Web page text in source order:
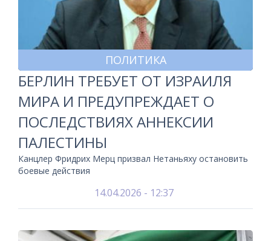
ПОЛИТИКА
БЕРЛИН ТРЕБУЕТ ОТ ИЗРАИЛЯ
МИРА И ПРЕДУПРЕЖДАЕТ О
ПОСЛЕДСТВИЯХ АННЕКСИИ
ПАЛЕСТИНЫ
Канцлер Фридрих Мерц призвал Нетаньяху остановить
боевые действия
14.04.2026 - 12:37